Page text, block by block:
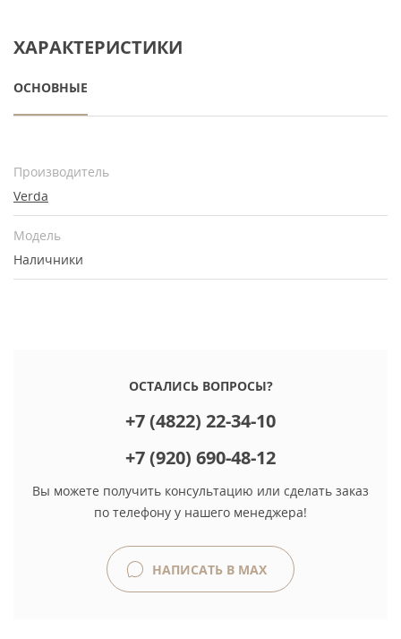
ХАРАКТЕРИСТИКИ
ОСНОВНЫЕ
Производитель
Verda
Модель
Наличники
ОСТАЛИСЬ ВОПРОСЫ?
+7 (4822) 22-34-10
+7 (920) 690-48-12
Вы можете получить консультацию или сделать заказ
по телефону у нашего менеджера!
НАПИСАТЬ В MAX